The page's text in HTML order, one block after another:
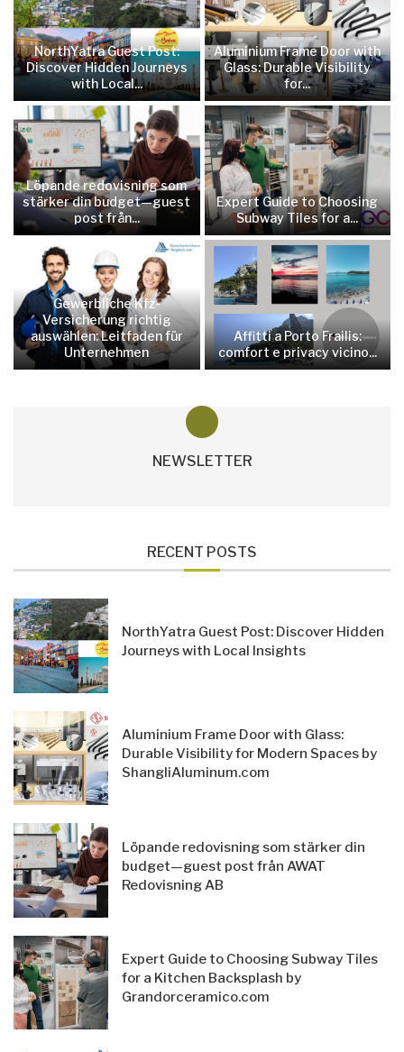
NorthYatra Guest Post:
Discover Hidden Journeys
with Local...
Aluminium Frame Door with
Glass: Durable Visibility
for...
Löpande redovisning som
stärker din budget—guest
post från...
Expert Guide to Choosing
Subway Tiles for a...
Gewerbliche Kfz-
Versicherung richtig
auswählen: Leitfaden für
Unternehmen
Affitti a Porto Frailis:
comfort e privacy vicino...
NEWSLETTER
RECENT POSTS
NorthYatra Guest Post: Discover Hidden
Journeys with Local Insights
Aluminium Frame Door with Glass:
Durable Visibility for Modern Spaces by
ShangliAluminum.com
Löpande redovisning som stärker din
budget—guest post från AWAT
Redovisning AB
Expert Guide to Choosing Subway Tiles
for a Kitchen Backsplash by
Grandorceramico.com